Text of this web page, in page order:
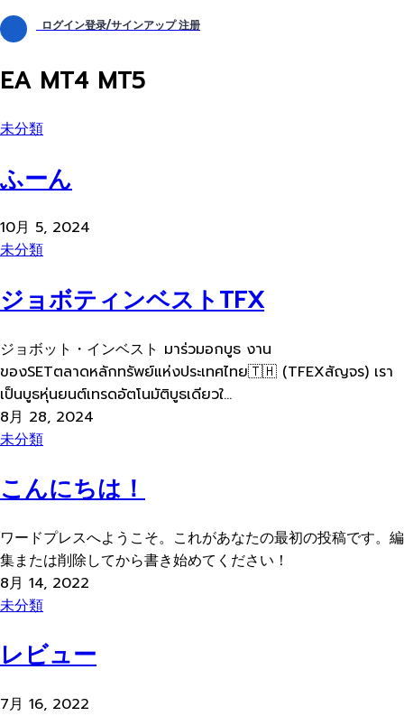
ログイン登录/サインアップ 注册
EA MT4 MT5
未分類
ふーん
10月 5, 2024
未分類
ジョボティンベストTFX
ジョボット・インベスト มาร่วมอกบูธ งาน
ของSETตลาดหลักทรัพย์แห่งประเทศไทย🇹🇭 (TFEXสัญจร) เรา
เป็นบูธหุ่นยนต์เทรดอัตโนมัติบูธเดียวใ...
8月 28, 2024
未分類
こんにちは！
ワードプレスへようこそ。これがあなたの最初の投稿です。編
集または削除してから書き始めてください！
8月 14, 2022
未分類
レビュー
7月 16, 2022